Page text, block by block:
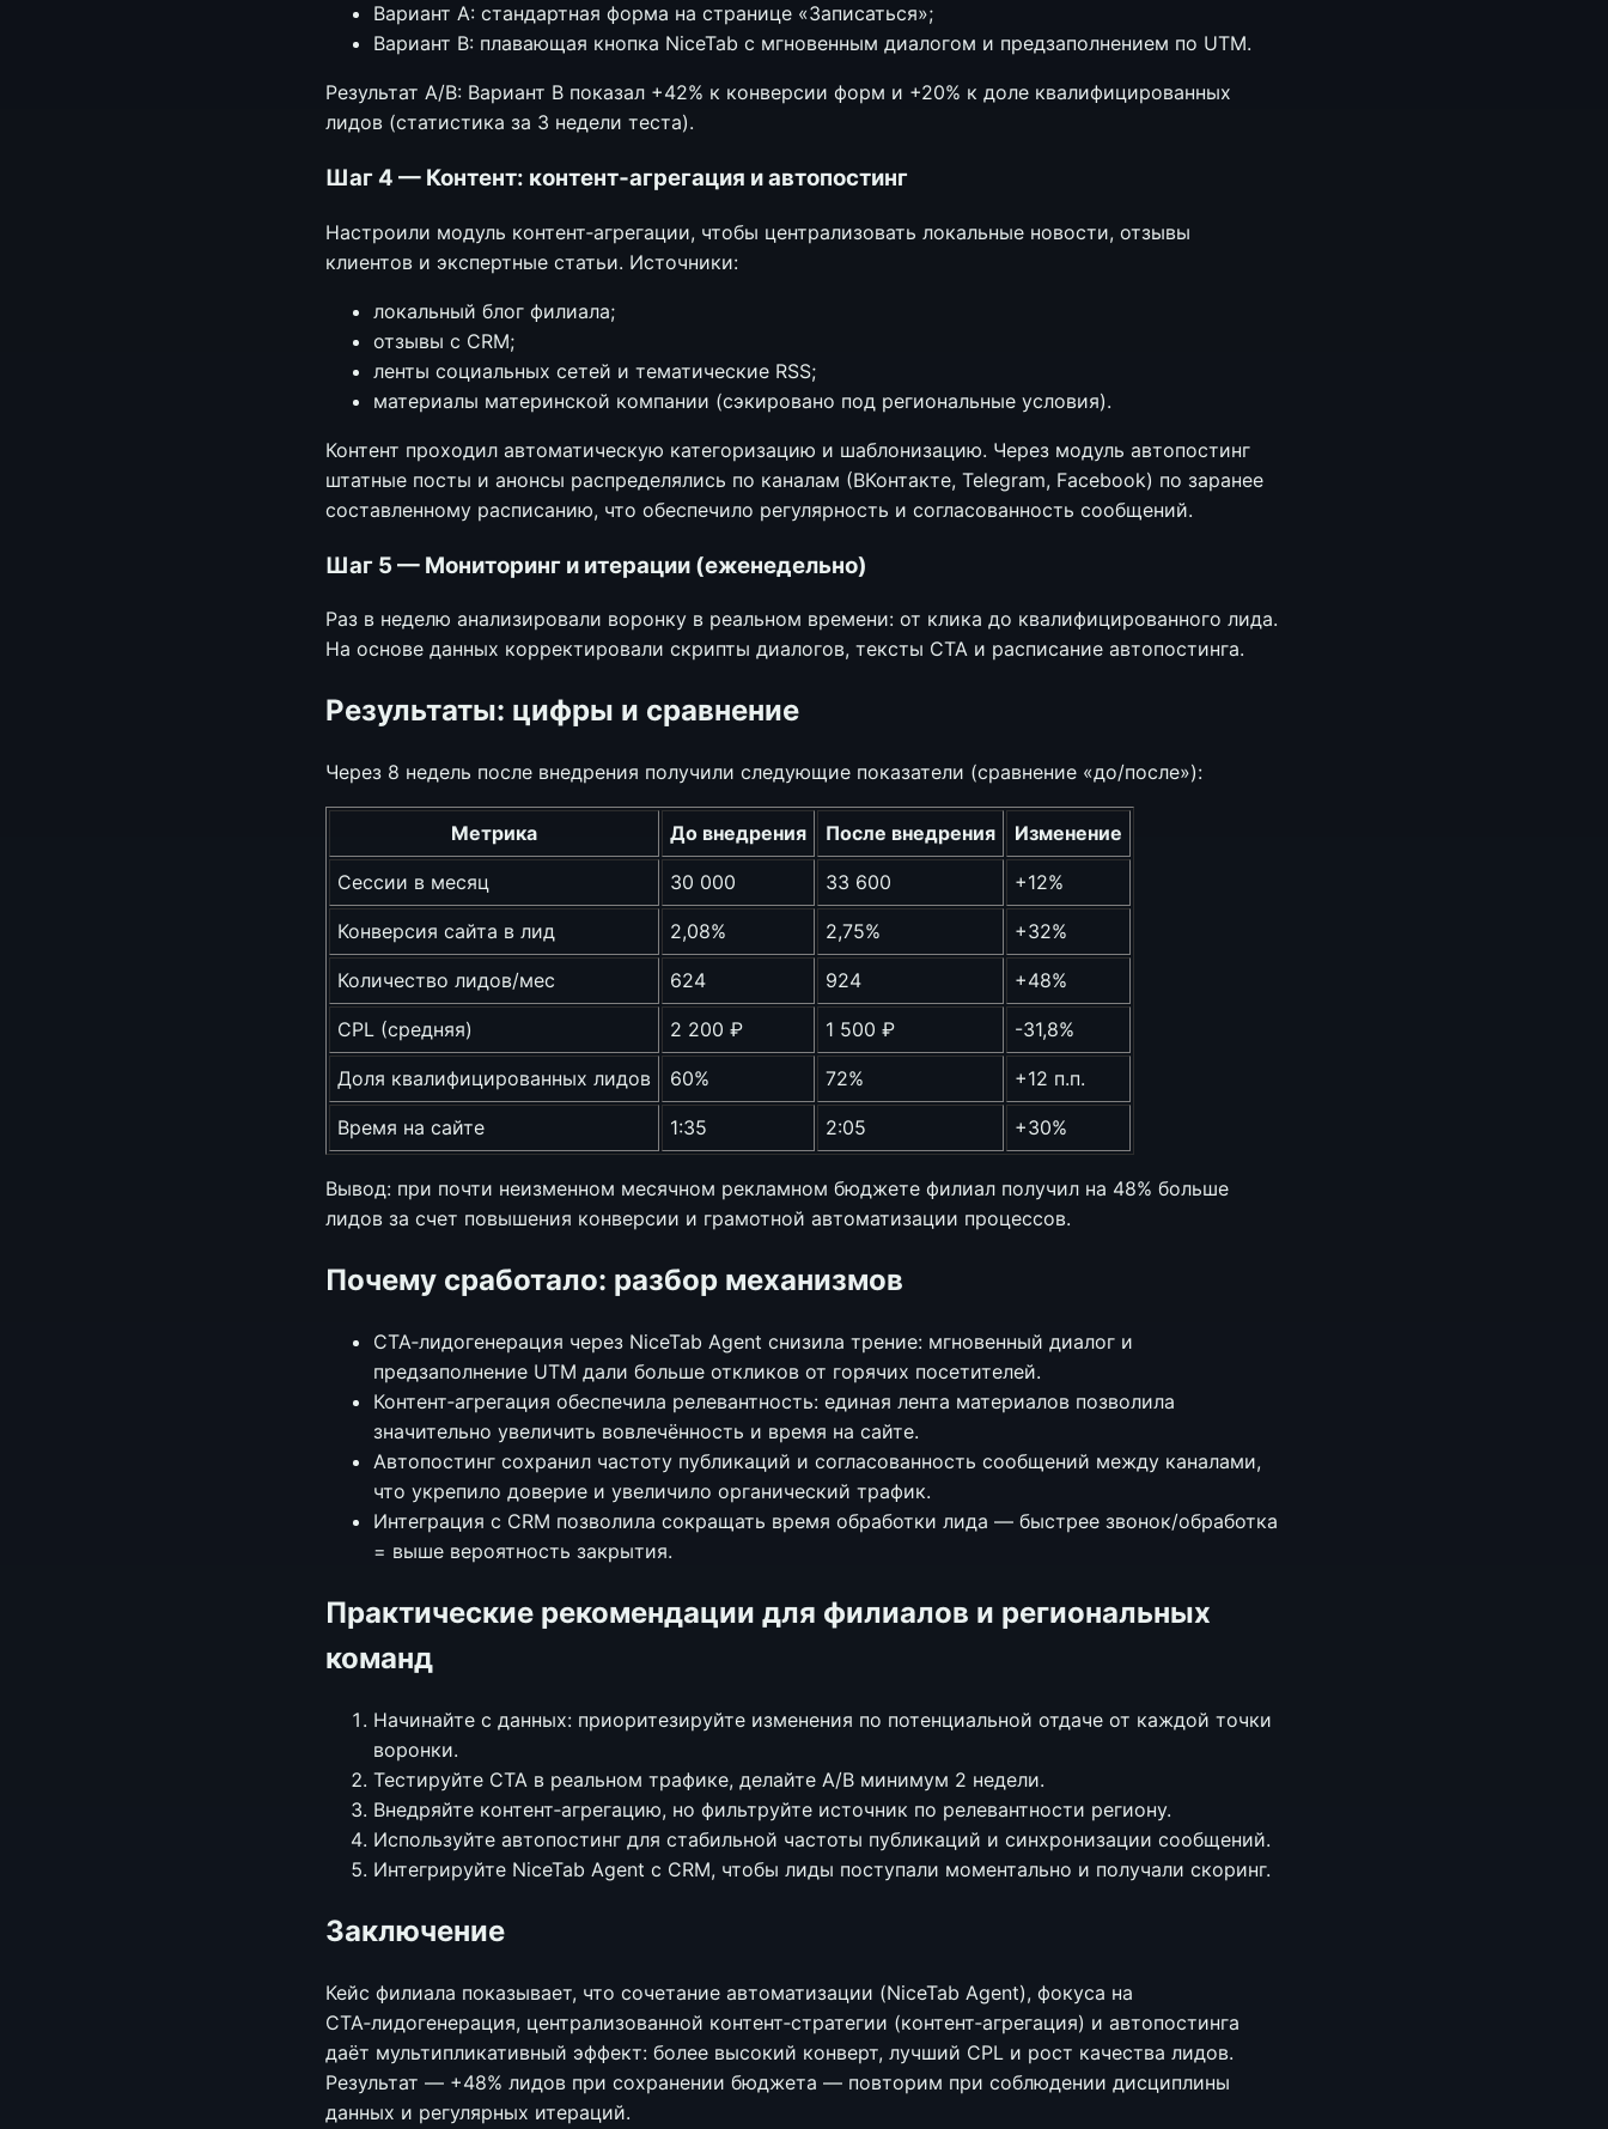
Вариант A: стандартная форма на странице «Записаться»;
Вариант B: плавающая кнопка NiceTab с мгновенным диалогом и предзаполнением по UTM.
Результат A/B: Вариант B показал +42% к конверсии форм и +20% к доле квалифицированных
лидов (статистика за 3 недели теста).
Шаг 4 — Контент: контент‑агрегация и автопостинг
Настроили модуль контент‑агрегации, чтобы централизовать локальные новости, отзывы
клиентов и экспертные статьи. Источники:
локальный блог филиала;
отзывы с CRM;
ленты социальных сетей и тематические RSS;
материалы материнской компании (сэкировано под региональные условия).
Контент проходил автоматическую категоризацию и шаблонизацию. Через модуль автопостинг
штатные посты и анонсы распределялись по каналам (ВКонтакте, Telegram, Facebook) по заранее
составленному расписанию, что обеспечило регулярность и согласованность сообщений.
Шаг 5 — Мониторинг и итерации (еженедельно)
Раз в неделю анализировали воронку в реальном времени: от клика до квалифицированного лида.
На основе данных корректировали скрипты диалогов, тексты CTA и расписание автопостинга.
Результаты: цифры и сравнение
Через 8 недель после внедрения получили следующие показатели (сравнение «до/после»):
Метрика До внедрения После внедрения Изменение
Сессии в месяц 30 000 33 600 +12%
Конверсия сайта в лид 2,08% 2,75% +32%
Количество лидов/мес 624 924 +48%
CPL (средняя) 2 200 ₽ 1 500 ₽ -31,8%
Доля квалифицированных лидов 60% 72% +12 п.п.
Время на сайте 1:35 2:05 +30%
Вывод: при почти неизменном месячном рекламном бюджете филиал получил на 48% больше
лидов за счет повышения конверсии и грамотной автоматизации процессов.
Почему сработало: разбор механизмов
CTA‑лидогенерация через NiceTab Agent снизила трение: мгновенный диалог и
предзаполнение UTM дали больше откликов от горячих посетителей.
Контент‑агрегация обеспечила релевантность: единая лента материалов позволила
значительно увеличить вовлечённость и время на сайте.
Автопостинг сохранил частоту публикаций и согласованность сообщений между каналами,
что укрепило доверие и увеличило органический трафик.
Интеграция с CRM позволила сокращать время обработки лида — быстрее звонок/обработка
= выше вероятность закрытия.
Практические рекомендации для филиалов и региональных
команд
Начинайте с данных: приоритезируйте изменения по потенциальной отдаче от каждой точки
воронки.
Тестируйте CTA в реальном трафике, делайте A/B минимум 2 недели.
Внедряйте контент‑агрегацию, но фильтруйте источник по релевантности региону.
Используйте автопостинг для стабильной частоты публикаций и синхронизации сообщений.
Интегрируйте NiceTab Agent с CRM, чтобы лиды поступали моментально и получали скоринг.
Заключение
Кейс филиала показывает, что сочетание автоматизации (NiceTab Agent), фокуса на
CTA‑лидогенерация, централизованной контент‑стратегии (контент‑агрегация) и автопостинга
даёт мультипликативный эффект: более высокий конверт, лучший CPL и рост качества лидов.
Результат — +48% лидов при сохранении бюджета — повторим при соблюдении дисциплины
данных и регулярных итераций.